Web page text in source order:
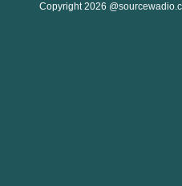
Copyright 2026